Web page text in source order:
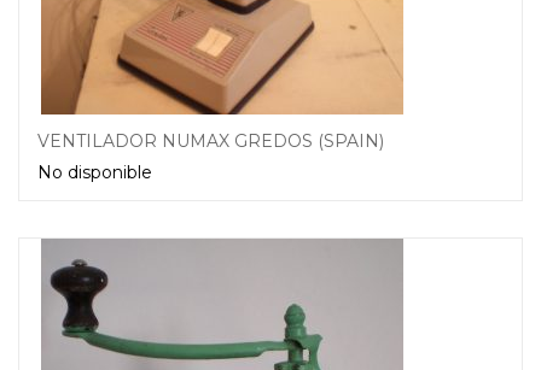
VENTILADOR NUMAX GREDOS (SPAIN)
No disponible